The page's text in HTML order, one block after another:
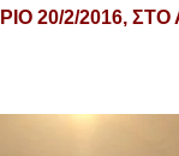
20/2/2016,